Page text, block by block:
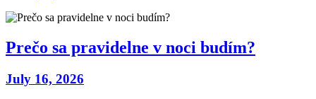
Prečo sa pravidelne v noci budím?
July 16, 2026